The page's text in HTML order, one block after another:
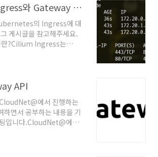
Cilium 기반 Ingress와 Gateway API
의 Ingress에 대
게시글을 참고해주세요.
?Cilium Ingress는
과 Envoy L7 Proxy를 결
Controller와 다른 방
책
의 통합, 유연한 로드
모드 지원 등에서
한, CiliumNetworkPolicy
픽을 세세하게 제어할 수
Cilium은 kubernetes
API
에서 진행하는
하면서 공부하는 내용을 기
입니다.CloudNet@에서
바탕으로 작성되었습니
API는